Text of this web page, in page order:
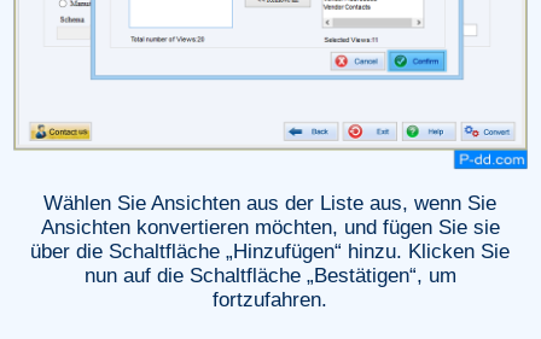
Wählen Sie Ansichten aus der Liste aus, wenn Sie
Ansichten konvertieren möchten, und fügen Sie sie
über die Schaltfläche „Hinzufügen“ hinzu. Klicken Sie
nun auf die Schaltfläche „Bestätigen“, um
fortzufahren.